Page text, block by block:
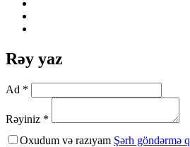
Rəy yaz
Ad *
Rəyiniz *
Oxudum və razıyam Şərh göndərmə